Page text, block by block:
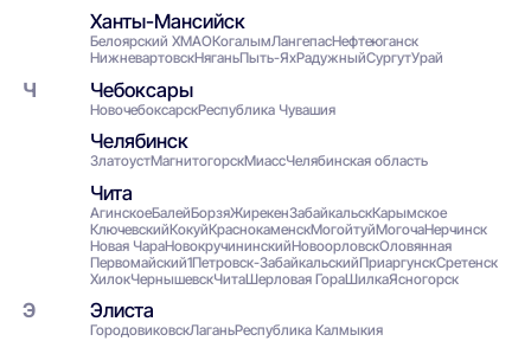
Ханты-Мансийск
Белоярский ХМАОКогалымЛангепасНефтеюганск
НижневартовскНяганьПыть-ЯхРадужныйСургутУрай
Чебоксары
НовочебоксарскРеспублика Чувашия
Челябинск
ЗлатоустМагнитогорскМиассЧелябинская область
Чита
АгинскоеБалейБорзяЖирекенЗабайкальскКарымское
КлючевскийКокуйКраснокаменскМогойтуйМогочаНерчинск
Новая ЧараНовокручининскийНовоорловскОловянная
Первомайский1Петровск-ЗабайкальскийПриаргунскСретенск
ХилокЧернышевскЧитаШерловая ГораШилкаЯсногорск
Элиста
ГородовиковскЛаганьРеспублика Калмыкия